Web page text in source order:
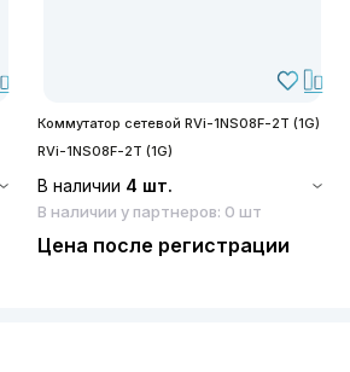
Коммутатор сетевой RVi-1NS08F-2T (1G)
RVi-1NS08F-2T (1G)
В наличии 4 шт.
В наличии у партнеров: 0 шт
Цена после регистрации